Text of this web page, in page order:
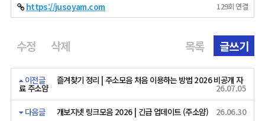
https://jusoyam.com
129회 연결
수정 삭제 목록 글쓰기
이전글 즐겨찾기 정리 | 주소모음 처음 이용하는 방법 2026 비공개 자
료 주소얌
26.07.05
다음글
개보지넷 링크모음 2026 | 긴급 업데이트 (주소얌) 26.06.30